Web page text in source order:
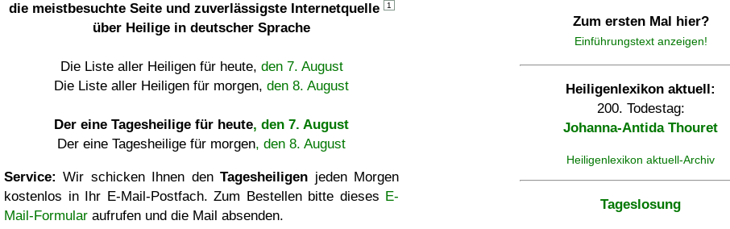
die meistbesuchte Seite und zuverlässigste Internetquelle
1
über Heilige in deutscher Sprache
Die Liste aller Heiligen für heute, den 7. August
Die Liste aller Heiligen für morgen, den 8. August
Der eine Tagesheilige für heute, den 7. August
Der eine Tagesheilige für morgen, den 8. August
Service: Wir schicken Ihnen denTagesheiligen jeden Morgen
kostenlos in Ihr E-Mail-Postfach. Zum Bestellen bitte dieses E-
Mail-Formular aufrufen und die Mail absenden.
Zum ersten Mal hier?
Einführungstext anzeigen!
Heiligenlexikon aktuell:
200. Todestag:
Johanna-Antida Thouret
Heiligenlexikon aktuell-Archiv
Tageslosung